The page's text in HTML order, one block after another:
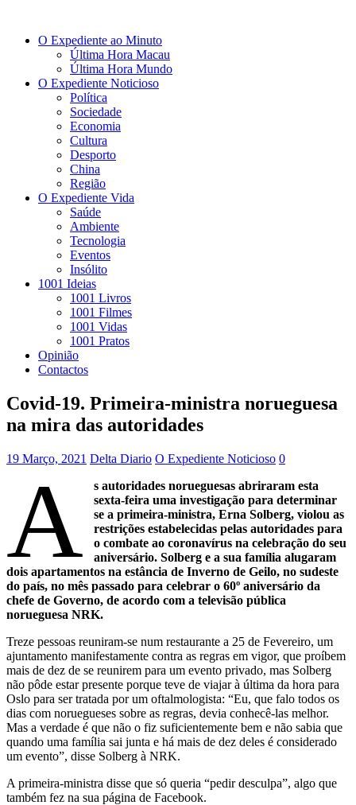
O Expediente ao Minuto
Última Hora Macau
Última Hora Mundo
O Expediente Noticioso
Política
Sociedade
Economia
Cultura
Desporto
China
Região
O Expediente Vida
Saúde
Ambiente
Tecnologia
Eventos
Insólito
1001 Ideias
1001 Livros
1001 Filmes
1001 Vidas
1001 Pratos
Opinião
Contactos
Covid-19. Primeira-ministra norueguesa
na mira das autoridades
19 Março, 2021 Delta Diario O Expediente Noticioso 0
A
s autoridades norueguesas abriraram esta
sexta-feira uma investigação para determinar
se a primeira-ministra, Erna Solberg, violou as
restrições estabelecidas pelas autoridades para
o combate ao coronavírus na celebração do seu
aniversário. Solberg e a sua família alugaram
dois apartamentos na estância de Inverno de Geilo, no sudeste
do país, no mês passado para celebrar o 60º aniversário da
chefe de Governo, de acordo com a televisão pública
norueguesa NRK.
Treze pessoas reuniram-se num restaurante a 25 de Fevereiro, um
ajuntamento manifestamente contra as regras em vigor, que proíbem
mais de dez de se reunirem para um evento privado, mas Solberg
não pôde estar presente porque teve de viajar à última da hora para
Oslo para ser tratada por um oftalmologista: “Eu, que falo todos os
dias com noruegueses sobre as regras, devia conhecê-las melhor.
Mas a verdade é que não o fiz suficientemente bem e não sabia que
quando uma família sai junta e há mais de dez deles é considerado
um evento”, disse Solberg à NRK.
A primeira-ministra disse que só queria “pedir desculpa”, algo que
também fez na sua página de Facebook.